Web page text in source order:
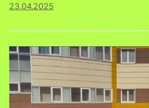
23.04.2025